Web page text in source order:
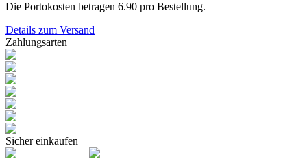
Die Portokosten betragen 6.90 pro Bestellung.
Details zum Versand
Zahlungsarten
Sicher einkaufen